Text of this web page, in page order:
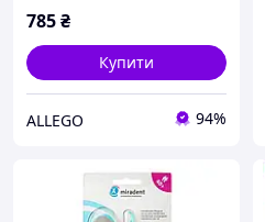
785₴
Купити
ALLEGO 94%